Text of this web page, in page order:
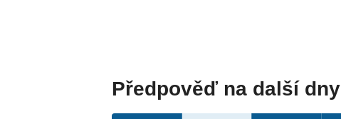
Předpověď na další dny